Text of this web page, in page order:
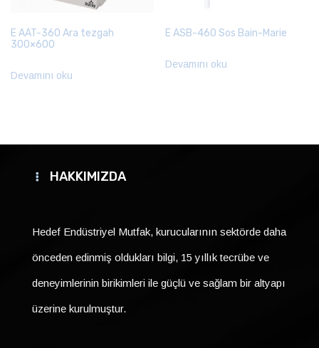
E AAT-360 Ara tezgah
300×600
Devamını oku
E ASB-460 Sos Bain-Marie
Devamını oku
HAKKIMIZDA
Hedef Endüstriyel Mutfak, kurucularının sektörde daha
önceden edinmiş oldukları bilgi, 15 yıllık tecrübe ve
deneyimlerinin birikimleri ile güçlü ve sağlam bir altyapı
üzerine kurulmuştur.